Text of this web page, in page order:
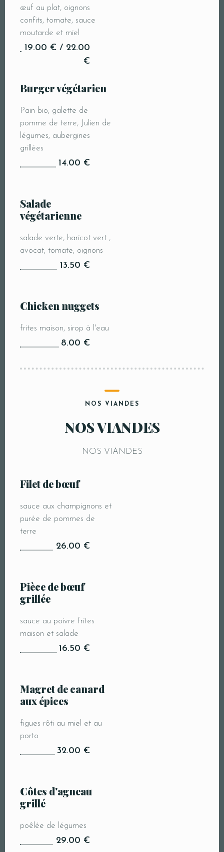
œuf au plat, oignons
confits, tomate, sauce
moutarde et miel
19.00 € / 22.00
€
Burger végétarien
Pain bio, galette de
pomme de terre, Julien de
légumes, aubergines
grillées
14.00 €
Salade
végétarienne
salade verte, haricot vert ,
avocat, tomate, oignons
13.50 €
Chicken nuggets
frites maison, sirop à l'eau
8.00 €
NOS VIANDES
NOS VIANDES
NOS VIANDES
Filet de bœuf
sauce aux champignons et
purée de pommes de
terre
26.00 €
Pièce de bœuf
grillée
sauce au poivre frites
maison et salade
16.50 €
Magret de canard
aux épices
figues rôti au miel et au
porto
32.00 €
Côtes d'agneau
grillé
poêlée de légumes
29.00 €